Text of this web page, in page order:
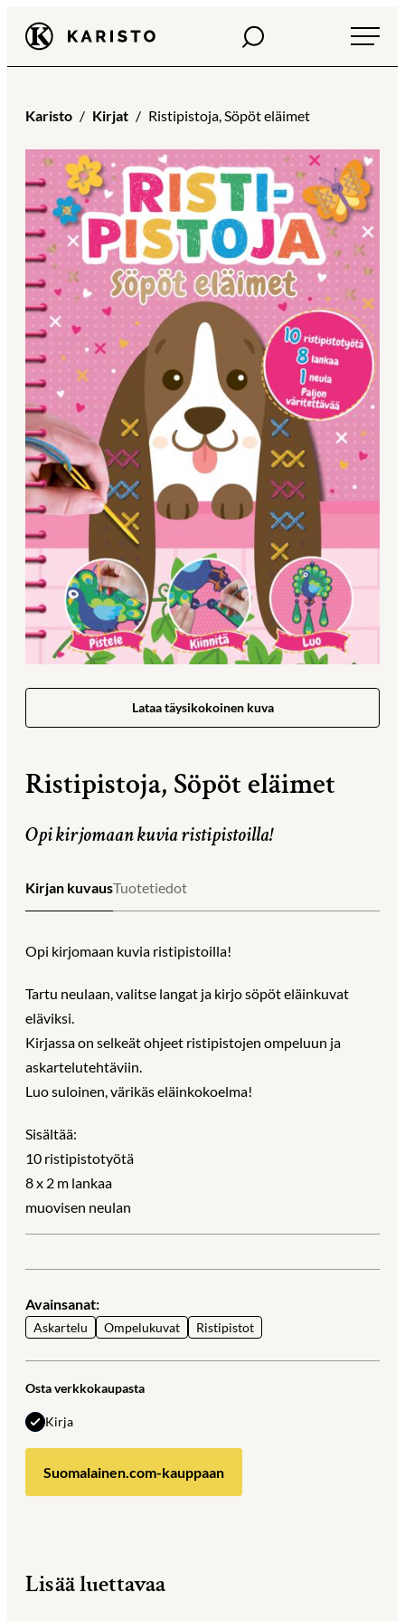
Siirry
suoraan
sisältöön
Karisto Haku
Karisto Kirjat Ristipistoja, Söpöt eläimet
Lataa täysikokoinen kuva
Ristipistoja, Söpöt eläimet
Opi kirjomaan kuvia ristipistoilla!
Kirjan kuvausTuotetiedot
Opi kirjomaan kuvia ristipistoilla!
Tartu neulaan, valitse langat ja kirjo söpöt eläinkuvat
eläviksi.
Kirjassa on selkeät ohjeet ristipistojen ompeluun ja
askartelutehtäviin.
Luo suloinen, värikäs eläinkokoelma!
Sisältää:
10 ristipistotyötä
8 x 2 m lankaa
muovisen neulan
Avainsanat:
Askartelu Ompelukuvat Ristipistot
Osta verkkokaupasta
Kirja
Suomalainen.com-kauppaan
Lisää luettavaa